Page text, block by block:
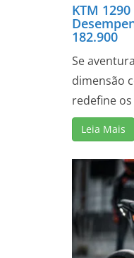
KTM
182.900
Se
dimensão
redefine
Leia Mais